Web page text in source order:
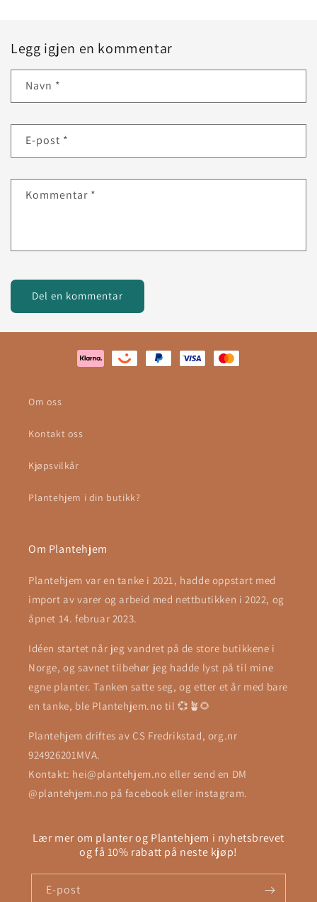
Legg igjen en kommentar
Navn *
E-post *
Kommentar *
Om oss
Kontakt oss
Kjøpsvilkår
Plantehjem i din butikk?
Om Plantehjem
Plantehjem var en tanke i 2021, hadde oppstart med
import av varer og arbeid med nettbutikken i 2022, og
åpnet 14. februar 2023.
Idéen startet når jeg vandret på de store butikkene i
Norge, og savnet tilbehør jeg hadde lyst på til mine
egne planter. Tanken satte seg, og etter et år med bare
en tanke, ble Plantehjem.no til 💞🪴🌻
Plantehjem driftes av CS Fredrikstad, org.nr
924926201MVA.
Kontakt: hei@plantehjem.no eller send en DM
@plantehjem.no på facebook eller instagram.
Lær mer om planter og Plantehjem i nyhetsbrevet
og få 10% rabatt på neste kjøp!
E-post